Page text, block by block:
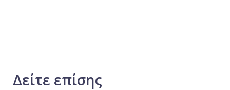
Δείτε επίσης